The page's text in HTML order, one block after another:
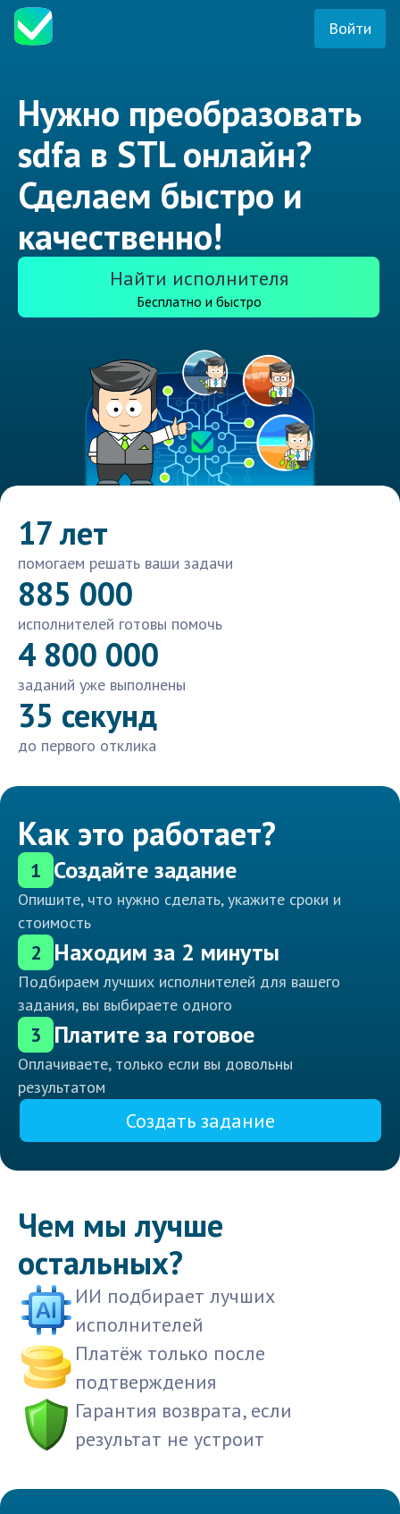
Войти
Нужно преобразовать
sdfa в STL онлайн?
Сделаем быстро и
качественно!
Найти исполнителя
Бесплатно и быстро
17 лет
помогаем решать ваши задачи
885 000
исполнителей готовы помочь
4 800 000
заданий уже выполнены
35 секунд
до первого отклика
Как это работает?
1 Создайте задание
Опишите, что нужно сделать, укажите сроки и
стоимость
2 Находим за 2 минуты
Подбираем лучших исполнителей для вашего
задания, вы выбираете одного
3 Платите за готовое
Оплачиваете, только если вы довольны
результатом
Создать задание
Чем мы лучше
остальных?
ИИ подбирает лучших
исполнителей
Платёж только после
подтверждения
Гарантия возврата, если
результат не устроит